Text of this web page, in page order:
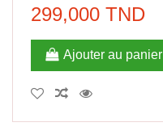
299,000 TND
Ajouter au panier